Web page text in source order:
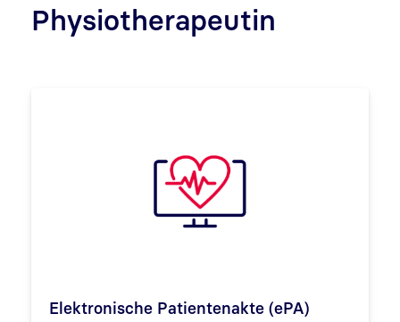
Physiotherapeutin
Elektronische Patientenakte (ePA)